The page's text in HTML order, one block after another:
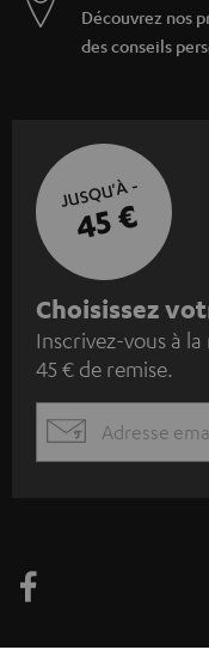
Découvrez nos
des conseils
JUSQU'À -
45 €
I
n
s
c
r
z
Choisissez
Inscrivez-vous à
45 € de remise.
EMAIL